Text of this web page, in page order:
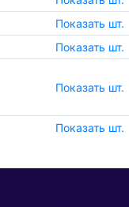
Показать шт.
Показать шт.
Показать шт.
Показать шт.